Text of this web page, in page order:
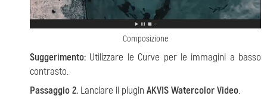
Composizione
Suggerimento: Utilizzare le Curve per le immagini a basso
contrasto.
Passaggio 2. Lanciare il plugin AKVIS Watercolor Video.